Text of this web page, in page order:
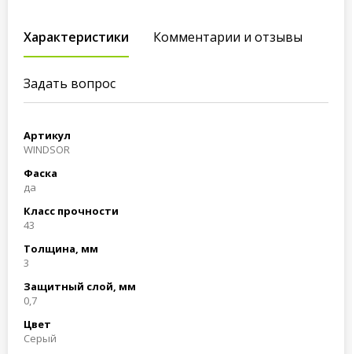
Характеристики Комментарии и отзывы
Задать вопрос
Артикул
WINDSOR
Фаска
да
Класс прочности
43
Толщина, мм
3
Защитный слой, мм
0,7
Цвет
Серый